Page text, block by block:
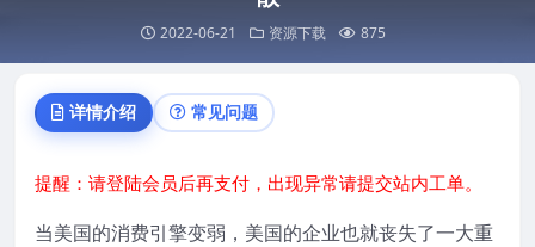
2022-06-21 资源下载 875
详情介绍 常见问题
提醒：请登陆会员后再支付，出现异常请提交站内工单。
当美国的消费引擎变弱，美国的企业也就丧失了一大重